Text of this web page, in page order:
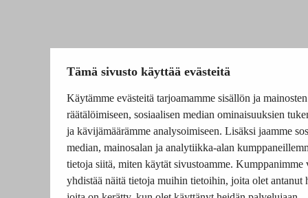
Tämä sivusto käyttää evästeitä
Käytämme evästeitä tarjoamamme sisällön ja mainosten
räätälöimiseen, sosiaalisen median ominaisuuksien
ja kävijämäärämme analysoimiseen. Lisäksi jaamme
median, mainosalan ja analytiikka-alan
tietoja siitä, miten käytät sivustoamme. Kumppanimme
yhdistää näitä tietoja muihin tietoihin, joita olet antanut